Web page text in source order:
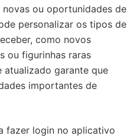
ou oportunidades de
personalizar os tipos de
como novos
ou figurinhas raras
atualizado garante que
importantes de
fazer login no aplicativo